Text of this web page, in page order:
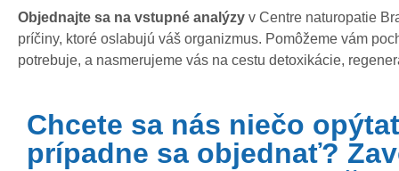
Objednajte sa na vstupné analýzy v Centre naturopatie
príčiny, ktoré oslabujú váš organizmus. Pomôžeme vám
potrebuje, a nasmerujeme vás na cestu detoxikácie,
Chcete sa nás niečo
prípadne sa objednať?